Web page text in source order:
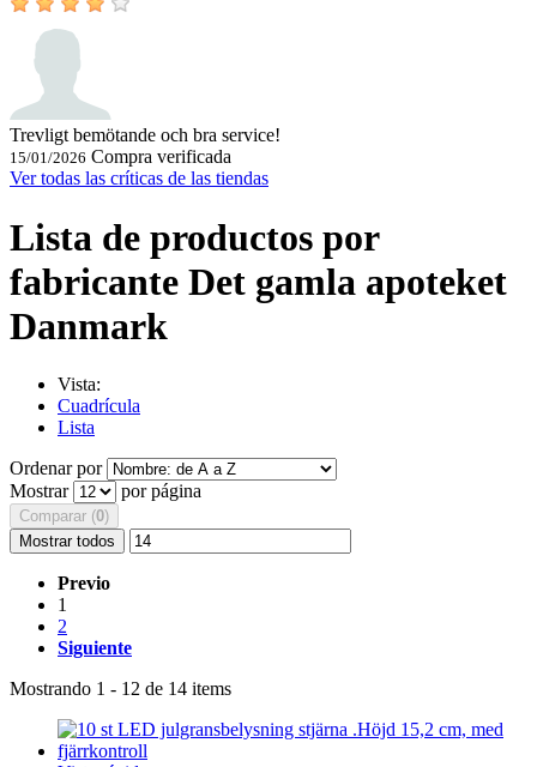
Trevligt bemötande och bra service!
15/01/2026 Compra verificada
Ver todas las críticas de las tiendas
Lista de productos por
fabricante Det gamla apoteket
Danmark
Vista:
Cuadrícula
Lista
Ordenar por
Mostrar
por página
Comparar (0)
Mostrar todos
Previo
1
2
Siguiente
Mostrando 1 - 12 de 14 items